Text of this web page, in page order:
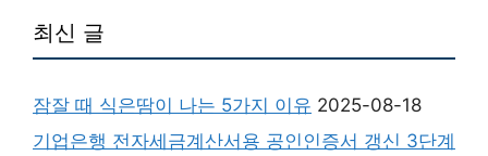
최신 글
잠잘 때 식은땀이 나는 5가지 이유 2025-08-18
기업은행 전자세금계산서용 공인인증서 갱신 3단계